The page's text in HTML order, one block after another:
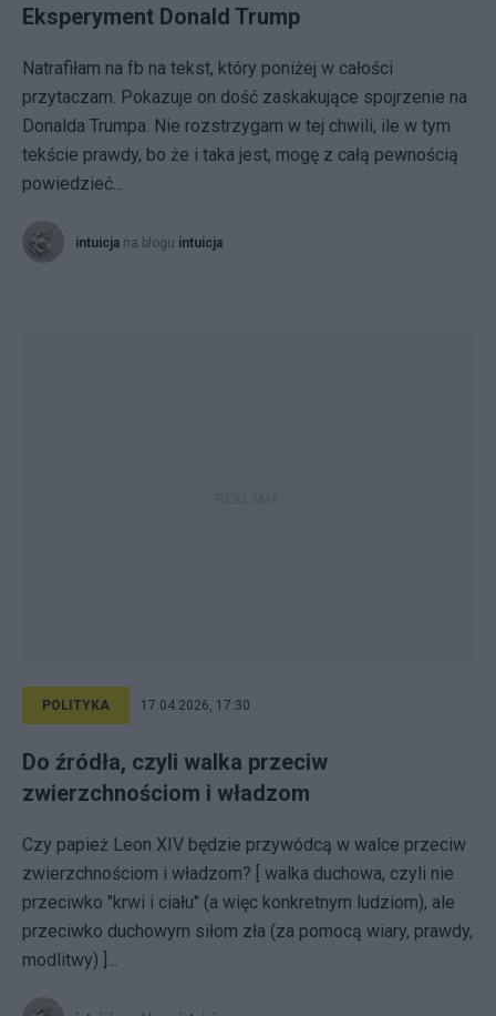
Eksperyment Donald Trump
Natrafiłam na fb na tekst, który poniżej w całości
przytaczam. Pokazuje on dość zaskakujące spojrzenie na
Donalda Trumpa. Nie rozstrzygam w tej chwili, ile w tym
tekście prawdy, bo że i taka jest, mogę z całą pewnością
powiedzieć...
intuicja na blogu intuicja
POLITYKA 17.04.2026, 17:30
Do źródła, czyli walka przeciw
zwierzchnościom i władzom
Czy papież Leon XIV będzie przywódcą w walce przeciw
zwierzchnościom i władzom? [ walka duchowa, czyli nie
przeciwko "krwi i ciału" (a więc konkretnym ludziom), ale
przeciwko duchowym siłom zła (za pomocą wiary, prawdy,
modlitwy) ]...